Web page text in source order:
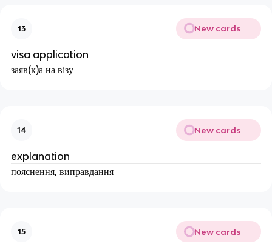
13 New cards
visa application
заяв(к)а на візу
14 New cards
explanation
пояснення, виправдання
15 New cards